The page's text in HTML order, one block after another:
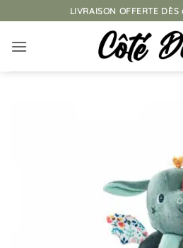
au
contenu
LIVRAISON OFFERTE